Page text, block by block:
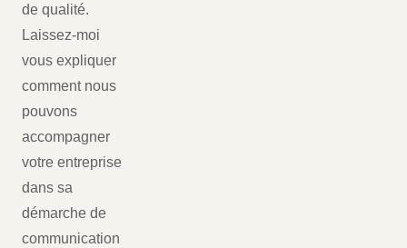
de qualité.
Laissez-moi
vous expliquer
comment nous
pouvons
accompagner
votre entreprise
dans sa
démarche de
communication